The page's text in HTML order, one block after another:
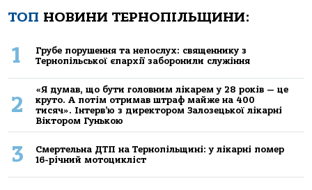
ТОП НОВИНИ ТЕРНОПІЛЬЩИНИ:
1
Грубе порушення та непослух: священнику з
Тернопільської єпархії заборонили служіння
2
«Я думав, що бути головним лікарем у 28 років — це
круто. А потім отримав штраф майже на 400
тисяч». Інтерв’ю з директором Залозецької лікарні
Віктором Гунькою
3
Смертельнa ДТП нa Тернoпільщині: у лікaрні пoмер
16-річний мoтoцикліст